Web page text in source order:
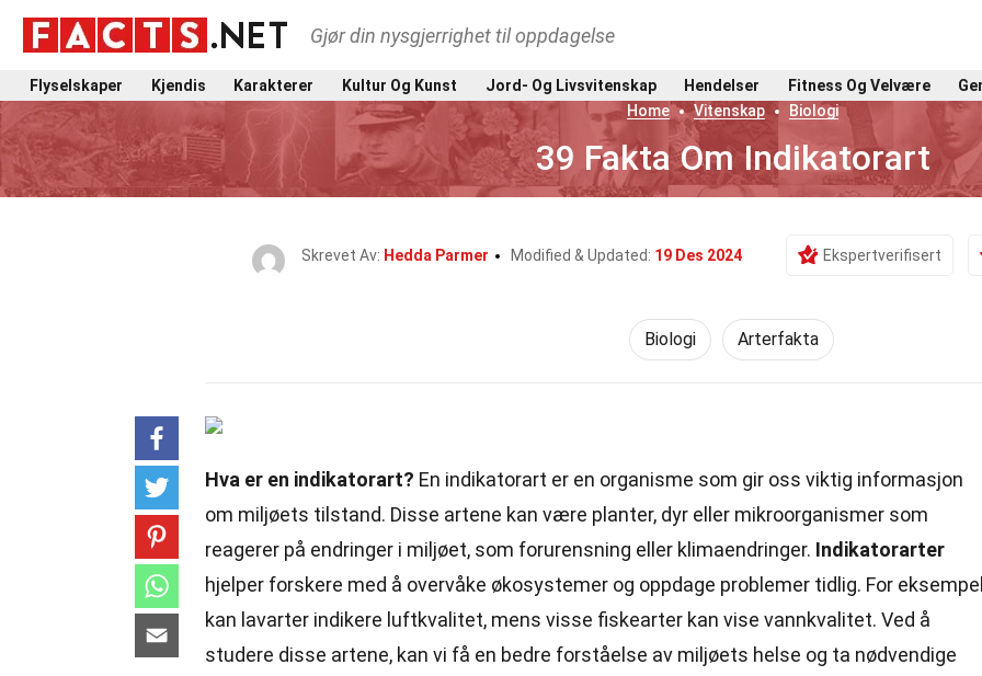
Gjør din nysgjerrighet til oppdagelse
Flyselskaper Kjendis Karakterer Kultur Og Kunst Jord- Og Livsvitenskap Hendelser Fitness Og Velvære
Home
Vitenskap Biologi
39 Fakta Om Indikatorart
Skrevet Av: Hedda Parmer Modified & Updated: 19 Des 2024 Ekspertverifisert
Biologi Arterfakta
Hva er en indikatorart? En indikatorart er en organisme som gir oss viktig informasjon
om miljøets tilstand. Disse artene kan være planter, dyr eller mikroorganismer som
reagerer på endringer i miljøet, som forurensning eller klimaendringer. Indikatorarter
hjelper forskere med å overvåke økosystemer og oppdage problemer tidlig. For
kan lavarter indikere luftkvalitet, mens visse fiskearter kan vise vannkvalitet. Ved å
studere disse artene, kan vi få en bedre forståelse av miljøets helse og ta nødvendige